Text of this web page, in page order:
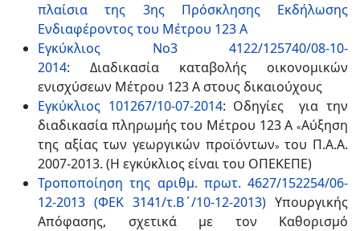
πλαίσια της 3ης Πρόσκλησης Εκδήλωσης
Ενδιαφέροντος του Μέτρου 123 Α
Εγκύκλιος Νο3 4122/125740/08-10-
2014: Διαδικασία καταβολής οικονομικών
ενισχύσεων Μέτρου 123 Α στους δικαιούχους
Εγκύκλιος 101267/10-07-2014: Οδηγίες για την
διαδικασία πληρωμής του Μέτρου 123 Α «Αύξηση
της αξίας των γεωργικών προϊόντων» του Π.Α.Α.
2007-2013. (Η εγκύκλιος είναι του ΟΠΕΚΕΠΕ)
Τροποποίηση της αριθμ. πρωτ. 4627/152254/06-
12-2013 (ΦΕΚ 3141/τ.Β΄/10-12-2013) Υπουργικής
Απόφασης, σχετικά με τον Καθορισμό